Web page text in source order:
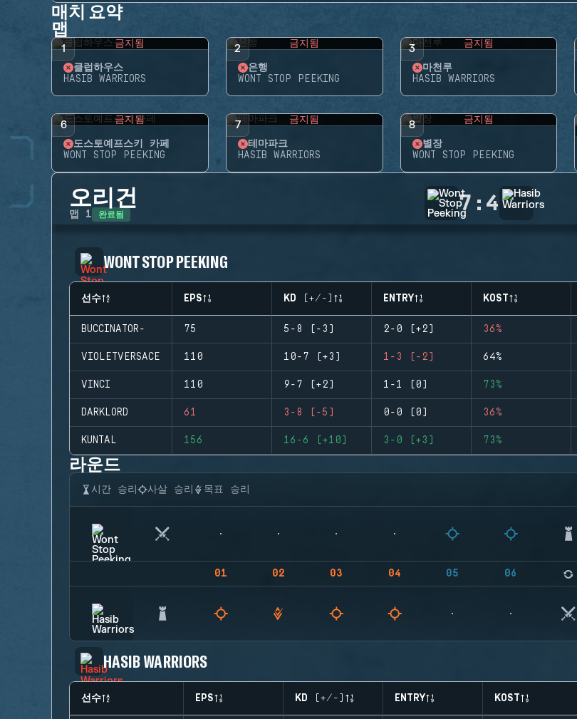
매치 요약
맵
1 금지됨
클럽하우스
HASIB WARRIORS
2 금지됨
은행
WONT STOP PEEKING
3 금지됨
마천루
HASIB WARRIORS
6 금지됨
도스토예프스키 카페
WONT STOP PEEKING
7 금지됨
테마파크
HASIB WARRIORS
8 금지됨
별장
WONT STOP PEEKING
오리건
맵 1 완료됨 7 : 4
WONT STOP PEEKING
선수 EPS KD (+/-) ENTRY KOST
BUCCINATOR- 75 5-8 (-3) 2-0 (+2) 36%
VIOLETVERSACE 110 10-7 (+3) 1-3 (-2) 64%
VINCI 110 9-7 (+2) 1-1 (0) 73%
DARKLORD 61 3-8 (-5) 0-0 (0) 36%
KUNTAL 156 16-6 (+10) 3-0 (+3) 73%
라운드
시간 승리 사살 승리 목표 승리
01 02 03 04 05 06
HASIB WARRIORS
선수 EPS KD (+/-) ENTRY KOST